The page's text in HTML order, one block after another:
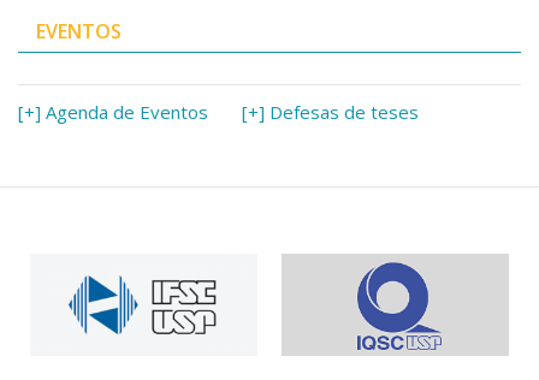
EVENTOS
[+] Agenda de Eventos [+] Defesas de teses